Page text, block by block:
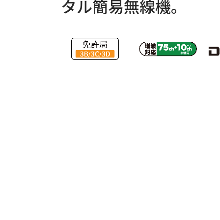
タル簡易無線機。